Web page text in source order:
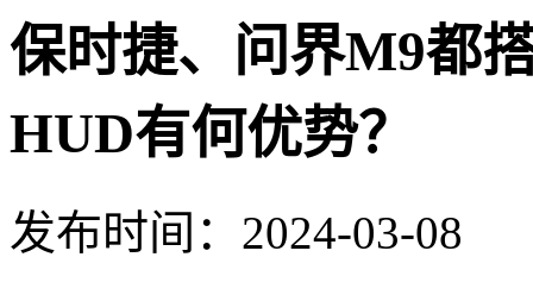
保时捷、问界M9都
HUD有何优势？
发布时间：2024-03-08